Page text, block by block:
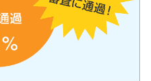
お金を借りられる？
を借りる方法があ